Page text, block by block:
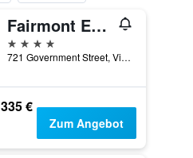
Fairmont Empress
4 Sterne
721 Government Street, Victoria, BC, Kanada
335 €
Zum Angebot